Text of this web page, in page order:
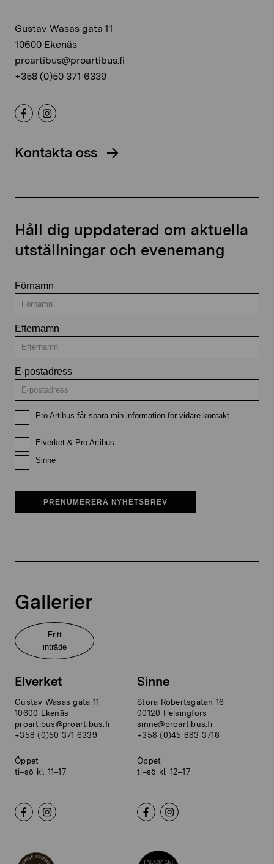
Gustav Wasas gata 11
10600 Ekenäs
proartibus@proartibus.fi
+358 (0)50 371 6339
Kontakta oss
Håll dig uppdaterad om aktuella
utställningar och evenemang
Förnamn
Efternamn
E-postadress
Pro Artibus får spara min information för vidare kontakt
Elverket & Pro Artibus
Sinne
PRENUMERERA NYHETSBREV
Gallerier
Fritt
inträde
Elverket
Gustav Wasas gata 11
10600 Ekenäs
proartibus@proartibus.fi
+358 (0)50 371 6339
Öppet
ti–sö kl. 11–17
Sinne
Stora Robertsgatan 16
00120 Helsingfors
sinne@proartibus.fi
+358 (0)45 883 3716
Öppet
ti–sö kl. 12–17